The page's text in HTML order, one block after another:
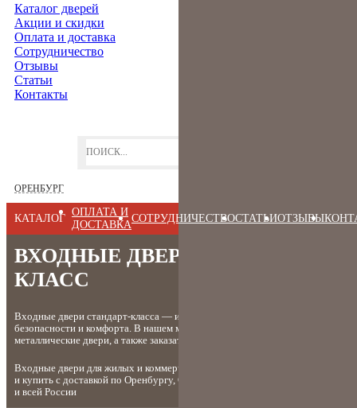
Каталог дверей
Акции и скидки
Оплата и доставка
Сотрудничество
Отзывы
Статьи
Контакты
ОРЕНБУРГ
КАТАЛОГ
ОПЛАТА И
ДОСТАВКА
СОТРУДНИЧЕСТВОСТАТЬИОТЗЫВЫ
ВХОДНЫЕ ДВЕРИ СТАНДАРТ-
КЛАСС
Входные двери стандарт-класса — идеальное сочетание цены, качества,
безопасности и комфорта. В нашем магазине вы можете купить
металлические двери, а также заказать их подъем и установку.
Входные двери для жилых и коммерческих помещений, заказать
и купить с доставкой по Оренбургу Оренбургской области
и всей России